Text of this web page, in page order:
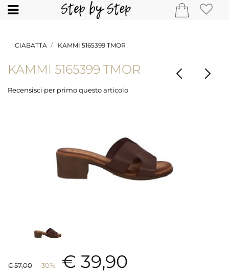
Open
CIABATTA KAMMI 5165399 TMOR
KAMMI 5165399 TMOR
Recensisci per primo questo articolo
€ 57,00 -30% € 39,90